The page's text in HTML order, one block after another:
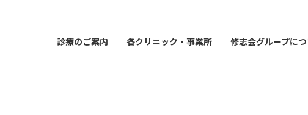
診療のご案内 各クリニック・事業所 修志会グループに